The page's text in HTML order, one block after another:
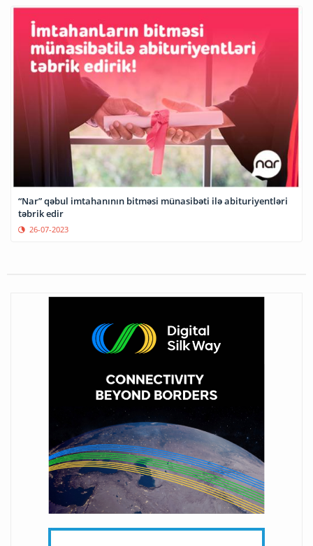
“Nar” qəbul imtahanının bitməsi münasibəti ilə abituriyentləri
təbrik edir
26-07-2023